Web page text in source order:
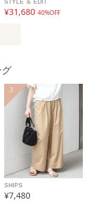
STYLE ＆ EDIT
¥31,680 40%OFF
グ
3
SHIPS
¥7,480